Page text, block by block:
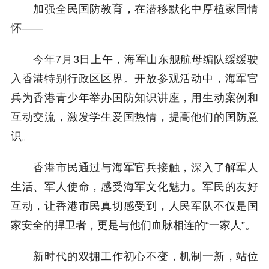
加强全民国防教育，在潜移默化中厚植家国情
怀——
今年7月3日上午，海军山东舰航母编队缓缓驶
入香港特别行政区区界。开放参观活动中，海军官
兵为香港青少年举办国防知识讲座，用生动案例和
互动交流，激发学生爱国热情，提高他们的国防意
识。
香港市民通过与海军官兵接触，深入了解军人
生活、军人使命，感受海军文化魅力。军民的友好
互动，让香港市民真切感受到，人民军队不仅是国
家安全的捍卫者，更是与他们血脉相连的“一家人”。
新时代的双拥工作初心不变，机制一新，站位